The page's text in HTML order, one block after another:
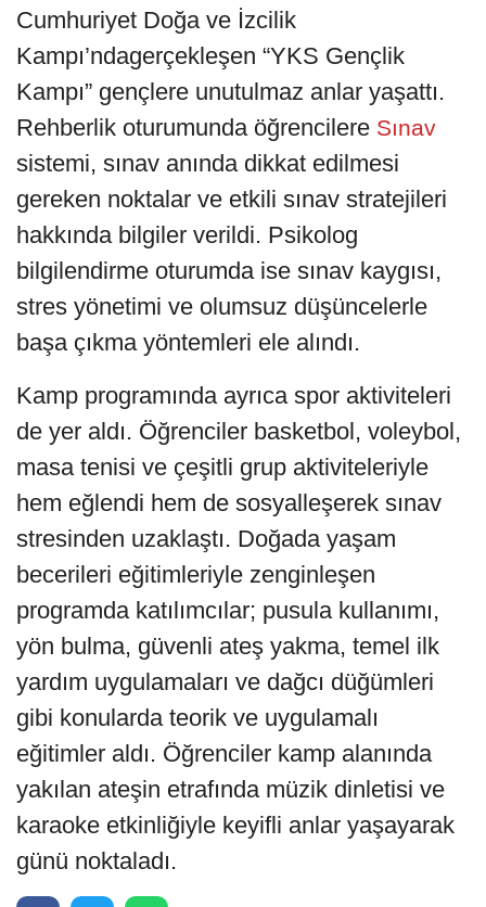
Cumhuriyet Doğa ve İzcilik
Kampı’ndagerçekleşen “YKS Gençlik
Kampı” gençlere unutulmaz anlar yaşattı.
Rehberlik oturumunda öğrencilere Sınav
sistemi, sınav anında dikkat edilmesi
gereken noktalar ve etkili sınav stratejileri
hakkında bilgiler verildi. Psikolog
bilgilendirme oturumda ise sınav kaygısı,
stres yönetimi ve olumsuz düşüncelerle
başa çıkma yöntemleri ele alındı.
Kamp programında ayrıca spor aktiviteleri
de yer aldı. Öğrenciler basketbol, voleybol,
masa tenisi ve çeşitli grup aktiviteleriyle
hem eğlendi hem de sosyalleşerek sınav
stresinden uzaklaştı. Doğada yaşam
becerileri eğitimleriyle zenginleşen
programda katılımcılar; pusula kullanımı,
yön bulma, güvenli ateş yakma, temel ilk
yardım uygulamaları ve dağcı düğümleri
gibi konularda teorik ve uygulamalı
eğitimler aldı. Öğrenciler kamp alanında
yakılan ateşin etrafında müzik dinletisi ve
karaoke etkinliğiyle keyifli anlar yaşayarak
günü noktaladı.